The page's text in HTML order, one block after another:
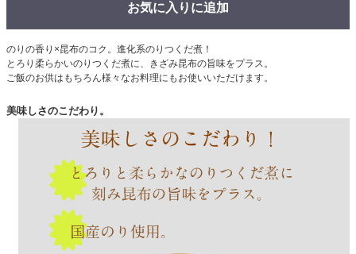
お気に入りに追加
のりの香り×昆布のコク。進化系のりつくだ煮！
とろり柔らかいのりつくだ煮に、きざみ昆布の旨味をプラス。
ご飯のお供はもちろん様々なお料理にもお使いいただけます。
美味しさのこだわり。